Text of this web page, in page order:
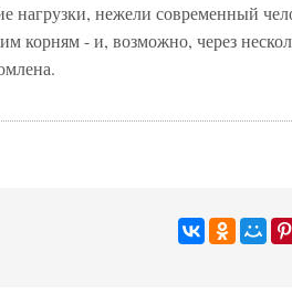
нежели современный
корням - и, возможно, через